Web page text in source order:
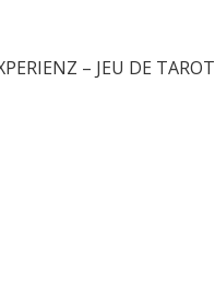
– JEU DE TAROT